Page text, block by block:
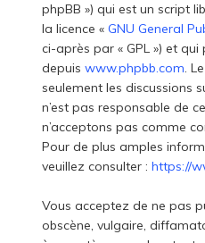
phpBB ») qui est un script
la licence «GNU General
ci-après par « GPL ») et
depuiswww.phpbb.com.
seulement les discussions
n’est pas responsable de
n’acceptons pas comme
Pour de plus amples
veuillez consulter :https://
Vous acceptez de ne pas
obscène, vulgaire,